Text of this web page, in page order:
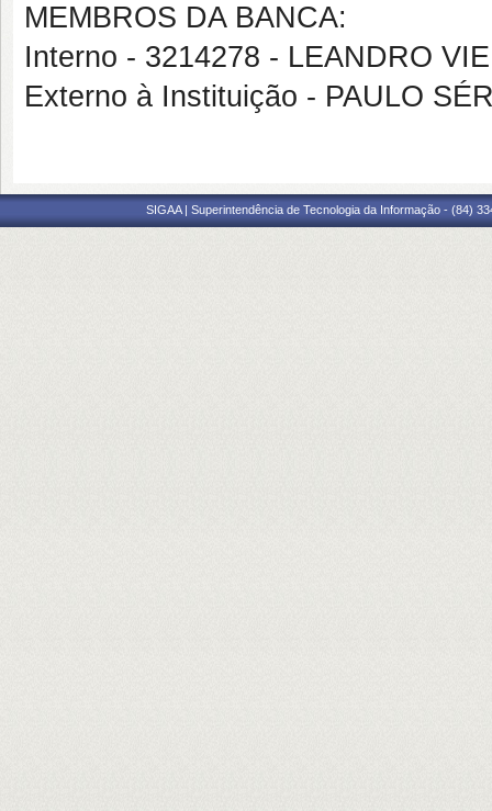
MEMBROS DA BANCA:
Interno - 3214278 - LEANDRO
Externo à Instituição - PAULO
SIGAA | Superintendência de Tecnologia da Informação - (84)